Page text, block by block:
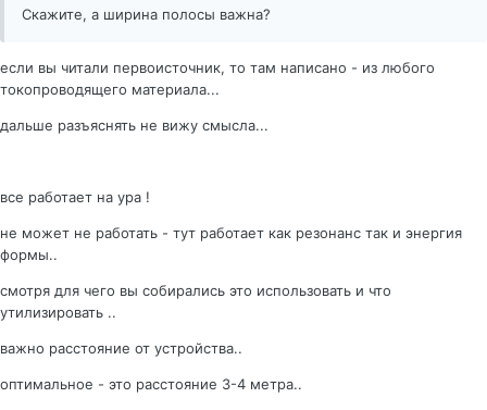
Скажите, а ширина полосы важна?
если вы читали первоисточник, то там написано - из любого
токопроводящего материала...
дальше разъяснять не вижу смысла...
все работает на ура !
не может не работать - тут работает как резонанс так и энергия
формы..
смотря для чего вы собирались это использовать и что
утилизировать ..
важно расстояние от устройства..
оптимальное - это расстояние 3-4 метра..